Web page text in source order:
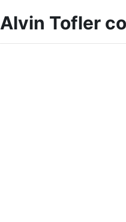
Alvin Tofler